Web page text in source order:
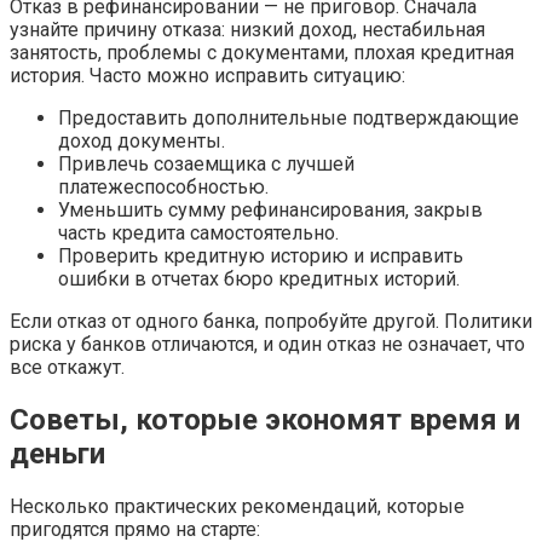
Отказ в рефинансировании — не приговор. Сначала
узнайте причину отказа: низкий доход, нестабильная
занятость, проблемы с документами, плохая кредитная
история. Часто можно исправить ситуацию:
Предоставить дополнительные подтверждающие
доход документы.
Привлечь созаемщика с лучшей
платежеспособностью.
Уменьшить сумму рефинансирования, закрыв
часть кредита самостоятельно.
Проверить кредитную историю и исправить
ошибки в отчетах бюро кредитных историй.
Если отказ от одного банка, попробуйте другой. Политики
риска у банков отличаются, и один отказ не означает, что
все откажут.
Советы, которые экономят время и
деньги
Несколько практических рекомендаций, которые
пригодятся прямо на старте: